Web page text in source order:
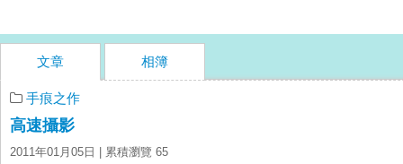
文章 相簿
手痕之作
高速攝影
2011年01月05日 | 累積瀏覽 65